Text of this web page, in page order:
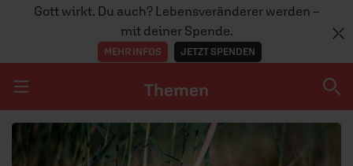
Gott wirkt. Du auch? Lebensveränderer werden –
mit deiner Spende.
MEHR INFOS JETZT SPENDEN
Navigation überspringen
Themen
Themen